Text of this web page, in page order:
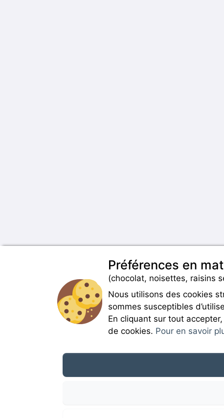
Préférences en
(chocolat, noisettes, raisins
Nous utilisons des cookies
sommes susceptibles
En cliquant sur tout
de cookies. Pour en savoir